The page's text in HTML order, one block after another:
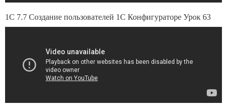
1С 7.7 Создание пользователей 1С Конфигураторе Урок 63